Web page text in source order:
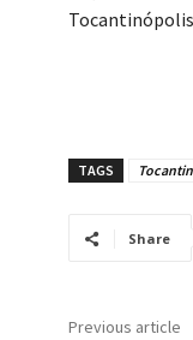
TAGS
Share
Previous article